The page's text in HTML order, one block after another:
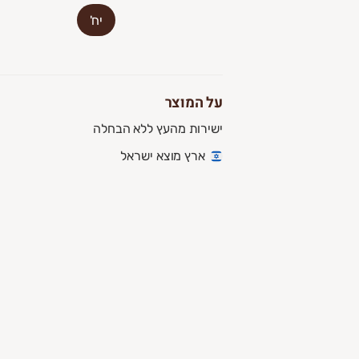
יח'
על המוצר
ישירות מהעץ ללא הבחלה
ארץ מוצא ישראל